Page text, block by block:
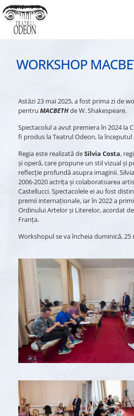
WORKSHOP
Astăzi 23 mai 2025, a fost prima zi de
pentru MACBETHde W. Shakespeare.
Spectacolul a avut premiera în 2024 la
fi produs la Teatrul Odeon, la
Regia este realizată deSilvia Costa,
și operă, care propune un stil vizual și
reflecție profundă asupra imaginii.
2006-2020 actrița și colaboratoarea
Castellucci. Spectacolele ei au fost
premii internaționale, iar în 2022 a
Ordinului Artelor și Literelor, acordat
Franța.
Workshopul se va încheia duminică, 25